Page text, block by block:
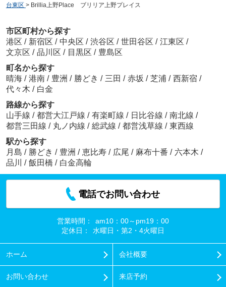
台東区 > Brillia上野Place ブリリア上野プレイス
市区町村から探す
港区 / 新宿区 / 中央区 / 渋谷区 / 世田谷区 / 江東区 /
文京区 / 品川区 / 目黒区 / 豊島区
町名から探す
晴海 / 港南 / 豊洲 / 勝どき / 三田 / 赤坂 / 芝浦 / 西新宿 /
代々木 / 白金
路線から探す
山手線 / 都営大江戸線 / 有楽町線 / 日比谷線 / 南北線 /
都営三田線 / 丸ノ内線 / 総武線 / 都営浅草線 / 東西線
駅から探す
月島 / 勝どき / 豊洲 / 恵比寿 / 広尾 / 麻布十番 / 六本木 /
品川
/ 飯田橋 / 白金高輪
電話でお問い合わせ
営業時間：
am10：00～pm19：00
定休日：
水曜日・第2・4火曜日
ホーム 会社概要
お問い合わせ 来店予約